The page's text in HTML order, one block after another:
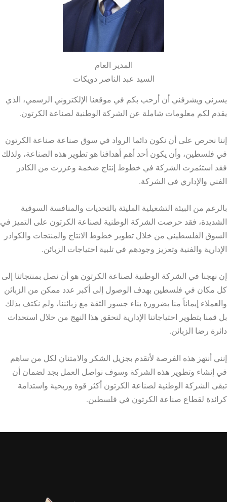
المدير العام
السيد عبد الناصر دويكات
يسرني ويشرفني أن أرحب بكم في موقعنا الإلكتروني الرسمي، الذي
يقدم لكم معلومات شاملة عن الشركة الوطنية لصناعة الكرتون.
إننا نحرص على أن نكون دائما الرواد في سوق صناعة صناعة الكرتون
في فلسطين، وأن يكون أحد أهم أهدافنا هو تطوير هذه الصناعة، ولذلك
فقد استثمرت الشركة في خطوط إنتاج ضخمة وعززت من الكادر
الفني والإداري في الشركة.
بالرغم من البيئة التشغيلية المليئة بالتحديات والمنافسة السوقية
الشديدة، فقد حرصت الشركة الوطنية لصناعة الكرتون على التميز في
السوق الفلسطيني من خلال تطوير خطوط الانتاج والمنتجات والكوادر
الإدارية والفنية وتعزيز وجودهم في تلبية احتياجات الزبائن.
إن نهجنا في الشركة الوطنية لصناعة الكرتون هو أن نصل بمنتجاتنا إلى
كل مكان في فلسطين بهدف الوصول إلى أكبر عدد ممكن من الزبائن
والعملاء إيماناً منا بضرورة بناء جسور الثقة مع زبائننا، ولم نكتف بذلك
بل قمنا بتطوير احتياجاتنا الإدارية لنحقق هذا النهج من خلال استحداث
دائرة رضا الزبائن.
إنني أنتهز هذه الفرصة لأتقدم بجزيل الشكر والامتنان لكل من ساهم
في إنشاء وتطوير هذه الشركة وسوف نواصل العمل بجد لضمان أن
تبقى الشركة الوطنية لصناعة الكرتون أكثر قوة وربحية واستدامة
كرائدة لقطاع صناعة الكرتون في فلسطين.